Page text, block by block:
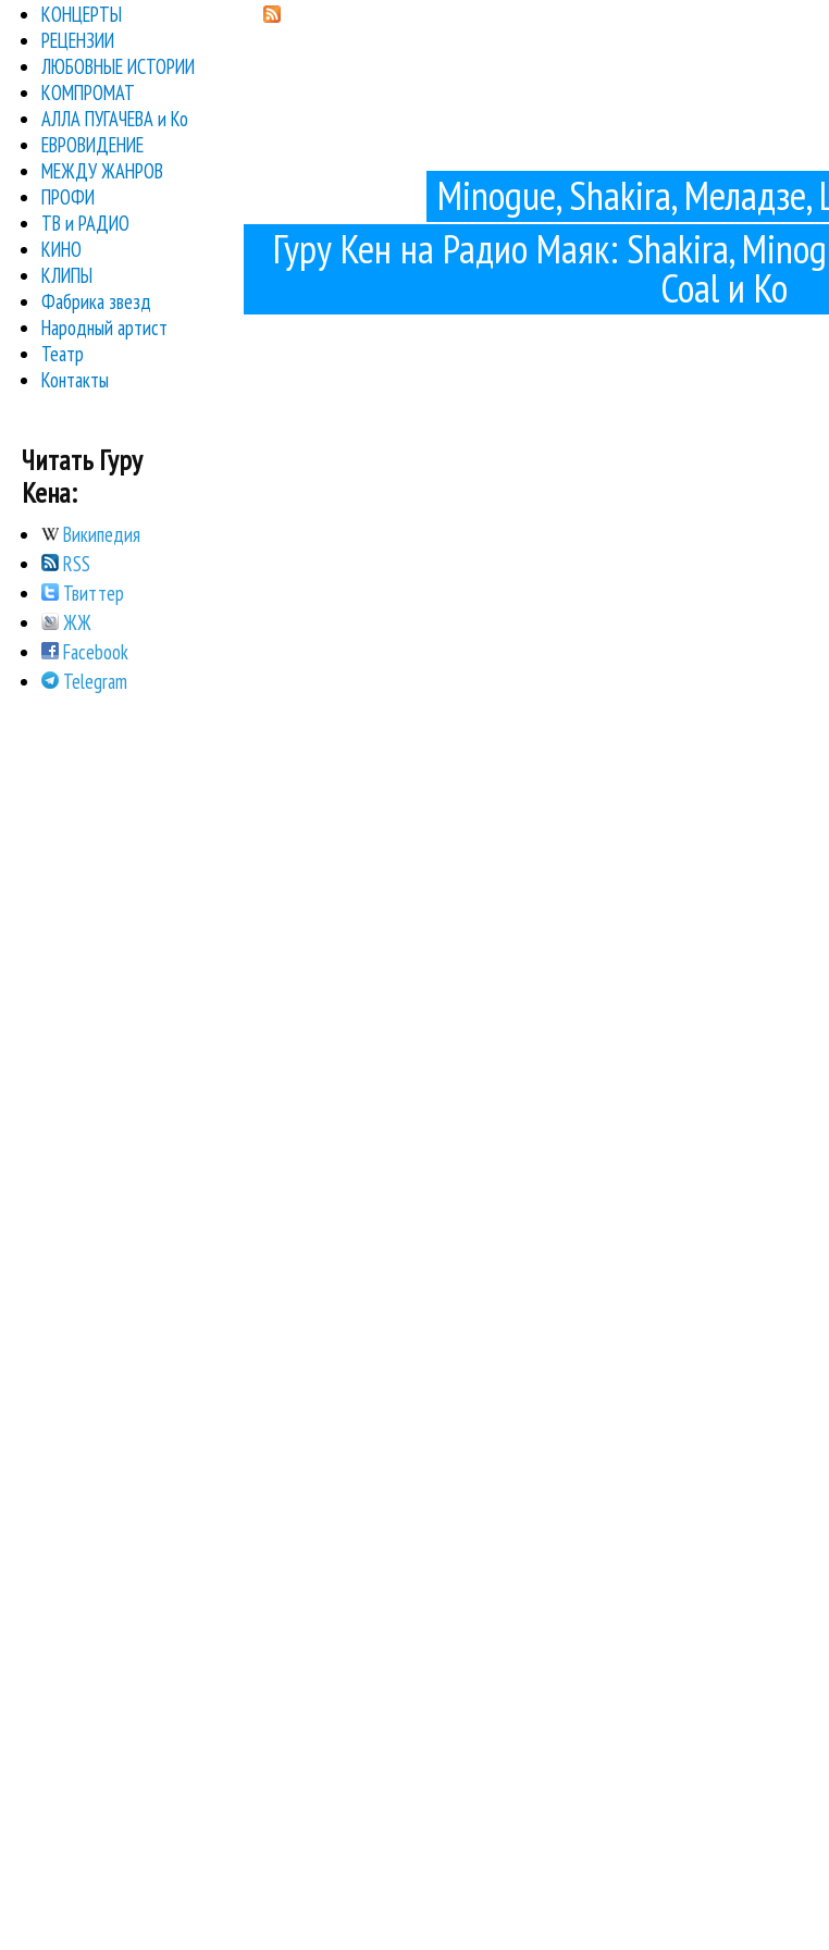
Minogue, Shakira,
Гуру Кен на Радио Маяк: Shakira,
Coal и Ко
КОНЦЕРТЫ
РЕЦЕНЗИИ
ЛЮБОВНЫЕ ИСТОРИИ
КОМПРОМАТ
АЛЛА ПУГАЧЕВА и Ко
ЕВРОВИДЕНИЕ
МЕЖДУ ЖАНРОВ
ПРОФИ
ТВ и РАДИО
КИНО
КЛИПЫ
Фабрика звезд
Народный артист
Театр
Контакты
Читать Гуру
Кена:
Википедия
RSS
Твиттер
ЖЖ
Facebook
Telegram